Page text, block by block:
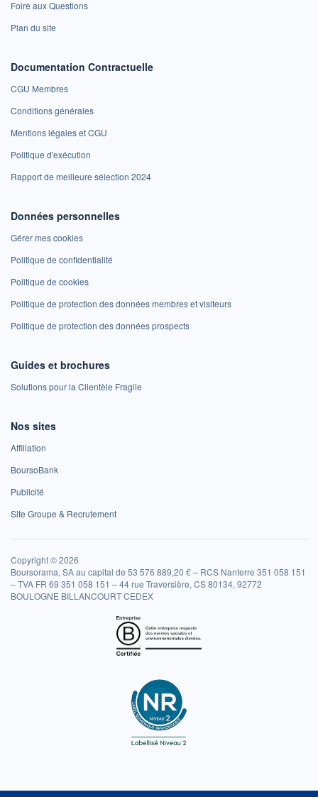
Foire aux Questions
Plan du site
Documentation Contractuelle
CGU Membres
Conditions générales
Mentions légales et CGU
Politique d'exécution
Rapport de meilleure sélection 2024
Données personnelles
Gérer mes cookies
Politique de confidentialité
Politique de cookies
Politique de protection des données membres et visiteurs
Politique de protection des données prospects
Guides et brochures
Solutions pour la Clientèle Fragile
Nos sites
Affiliation
BoursoBank
Publicité
Site Groupe & Recrutement
Copyright © 2026
Boursorama, SA au capital de 53 576 889,20 € – RCS Nanterre 351 058 151
– TVA FR 69 351 058 151 – 44 rue Traversière, CS 80134, 92772
BOULOGNE BILLANCOURT CEDEX